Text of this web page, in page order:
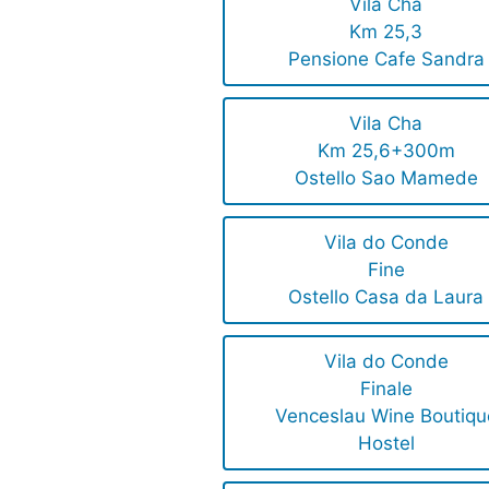
Vila Cha
Km 25,3
Pensione Cafe Sandra
Vila Cha
Km 25,6+300m
Ostello Sao Mamede
Vila do Conde
Fine
Ostello Casa da Laura
Vila do Conde
Finale
Venceslau Wine
Hostel